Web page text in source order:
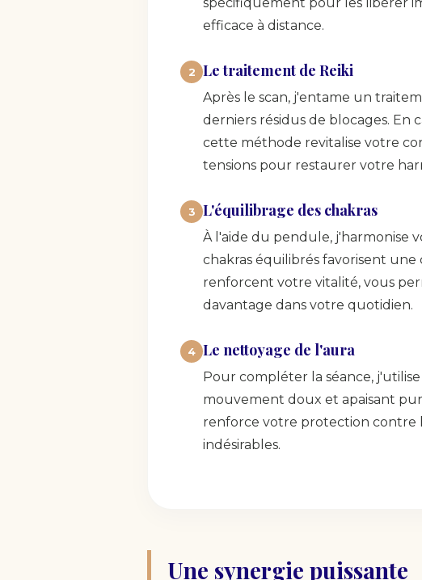
efficace à distance.
2 Le traitement de Reiki
Après le scan, j'entame un
derniers résidus de blocages. En
cette méthode revitalise votre
tensions pour restaurer votre
3 L'équilibrage des chakras
À l'aide du pendule, j'harmonise
chakras équilibrés favorisent
renforcent votre vitalité, vous
davantage dans votre quotidien.
4 Le nettoyage de l'aura
Pour compléter la séance,
mouvement doux et apaisant
renforce votre protection contre
indésirables.
Une synergie puissante